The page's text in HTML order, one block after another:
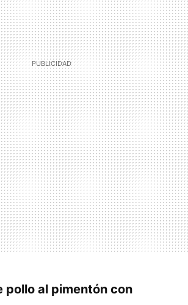
pollo al pimentón con